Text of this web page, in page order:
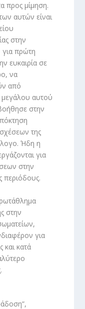
προς μίμηση.
αυτών είναι
στην
πρώτη
ευκαιρία σε
να
από
μεγάλου αυτού
στην
της
Ήδη η
για
στην
περιόδους.
στην
για
κατά